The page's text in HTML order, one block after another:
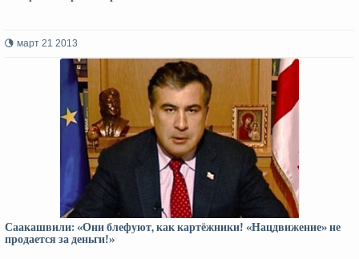
март 21 2013
Саакашвили: «Они блефуют, как картёжники! «Нацдвижение» не
продается за деньги!»